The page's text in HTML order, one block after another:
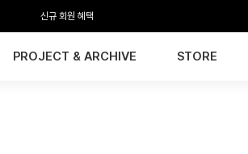
신규 회원 혜택
PROJECT & ARCHIVE STORE